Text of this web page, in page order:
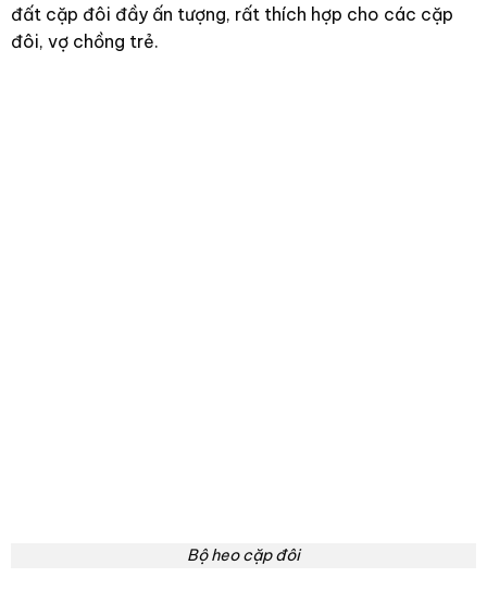
đất cặp đôi đầy ấn tượng, rất thích hợp cho các cặp
đôi, vợ chồng trẻ.
Bộ heo cặp đôi